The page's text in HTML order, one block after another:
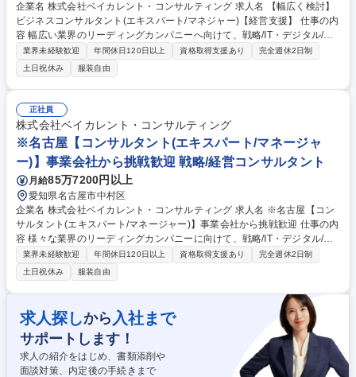
企業名 株式会社ベイカレント・コンサルティング 求人名 【幅広く検討】
ビジネスコンサルタント(エキスパート/マネジャー)【経営支援】 仕事の内
容 幅広い業界のリーディングカンパニーへ向けて、戦略/IT・デジタル/業
務改革等、様々な領域の全社戦略/事業戦略～戦略実現に向けたオペレーシ
ョン検討/実行支援等、様々な課題解決支援をリードして頂きます。 【プ
ロジェクト事例】★銀行：モバイルペイメントサービス立上げにおける事
業戦略策定 ★素材：生成AIによる製鉄会社の安全対策効率化 ★ハイテ
ク：中国ロボティクス市場への新規参入戦略策定/推進 ★ヘルスケア：製
剤データのマネジメントシステム構築 ★航空：航空会社のデジタルマーケ
ティングの高度化 ★小売：データアナリティクスを活用した店舗出店戦略
支援 ★官公庁：スマートシティ事業の海外展開戦略の策定 など 募集職種
【幅広く検討】ビジネスコンサルタント(エキスパート/マネジャー)【経営
支援】
業界未経験歓迎 年間休日120日以上 資格取得支援あり
完全週休2日制
土日祝休み
服装自由
正社員
株式会社ベイカレント・コンサルティング
※名古屋【コンサルタント(エキスパート/マネージャ
ー)】事業会社から挑戦歓迎 戦略/経営コンサルタント
月給85万7200円以上
愛知県名古屋市中村区
企業名 株式会社ベイカレント・コンサルティング 求人名 ※名古屋【コン
サルタント(エキスパート/マネージャー)】事業会社から挑戦歓迎 仕事の内
容 様々な業界のリーディングカンパニーに向けて、戦略/IT・デジタル/業
務改革等、様々な領域の全社/事業戦略及び、戦略実現に向けた施策検討/
実行支援を推進して頂きます（未経験でコンサル上位職を目指せます！）
【対象業界(例)】ハイテク/メディア・エンタメ/通信/モビリティ/ヘルスケ
ア/消費財/小売/流通/産業機械/銀行/決済/保険/エネルギー/素材/化学/プラン
ト/交通/物流/デベロッパー/公共/商社/航空/宇宙/防衛 【ソリューション
(例)】AI/DX/経営戦略＆ファイナンス/CX/データアナリティクス/テクノロ
ジーイノベーション/マーケティング＆セールス/SCM/ECM/人材・組織/コ
スト改革/業務改革/セキュリティ/システム 募集職種 ※名古屋【コンサルタ
ント(エキスパート/マネージャー)】事業会社から挑戦歓迎
業界未経験歓迎 年間休日120日以上 資格取得支援あり
完全週休2日制
土日祝休み
服装自由
求人探しから 入社まで
サポートします！
求人の紹介をはじめ、書類添削や
面談対策、内定後の手続きまで